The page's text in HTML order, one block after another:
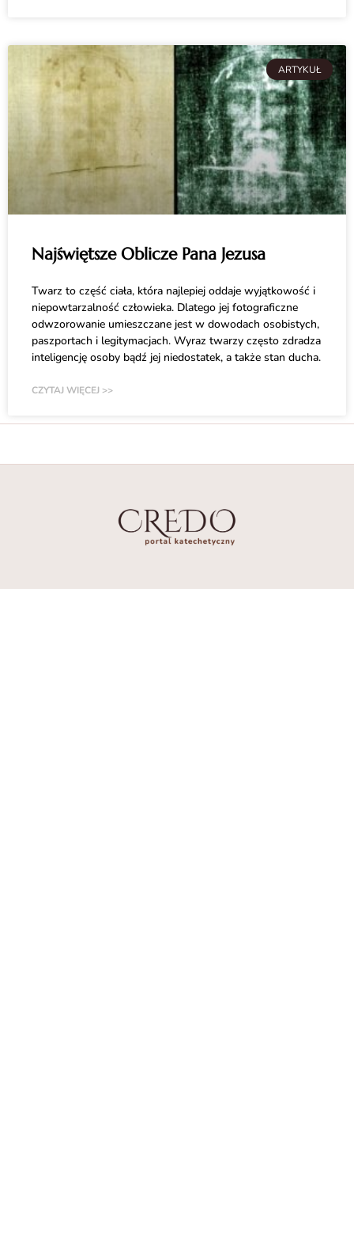
ARTYKUŁ
Najświętsze Oblicze Pana Jezusa
Twarz to część ciała, która najlepiej oddaje wyjątkowość i
niepowtarzalność człowieka. Dlatego jej fotograficzne
odwzorowanie umieszczane jest w dowodach osobistych,
paszportach i legitymacjach. Wyraz twarzy często zdradza
inteligencję osoby bądź jej niedostatek, a także stan ducha.
CZYTAJ WIĘCEJ >>